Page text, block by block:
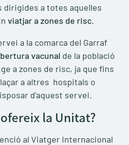
dirigides a totes aquelles
viatjar a zones de risc.
a la comarca del Garraf
vacunal de la població
a zones de risc, ja que fins
a altres hospitals o
d'aquest servei.
la Unitat?
al Viatger Internacional